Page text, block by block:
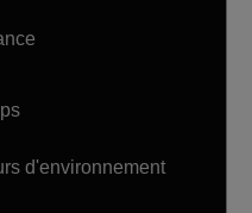
d'environnement